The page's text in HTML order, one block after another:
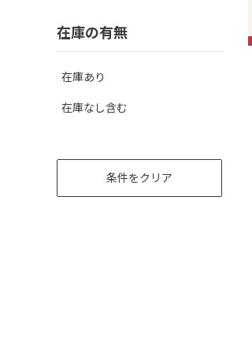
在庫の有無
在庫あり
在庫なし含む
条件をクリア